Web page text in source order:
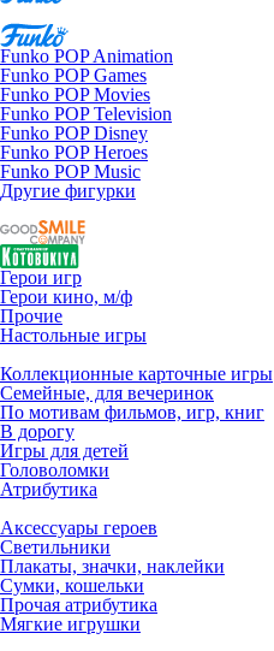
Funko POP Animation
Funko POP Games
Funko POP Movies
Funko POP Television
Funko POP Disney
Funko POP Heroes
Funko POP Music
Другие фигурки
Герои игр
Герои кино, м/ф
Прочие
Настольные игры
Коллекционные карточные игры
Семейные, для вечеринок
По мотивам фильмов, игр, книг
В дорогу
Игры для детей
Головоломки
Атрибутика
Аксессуары героев
Светильники
Плакаты, значки, наклейки
Сумки, кошельки
Прочая атрибутика
Мягкие игрушки